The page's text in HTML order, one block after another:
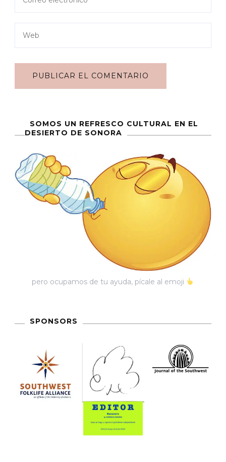
SOMOS UN REFRESCO CULTURAL EN EL
DESIERTO DE SONORA
pero ocupamos de tu ayuda, pícale al emoji
SPONSORS